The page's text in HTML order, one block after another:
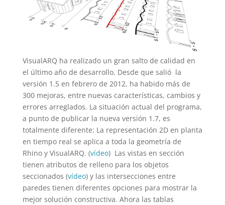
VisualARQ ha realizado un gran salto de calidad en
el último año de desarrollo. Desde que salió la
versión 1.5 en febrero de 2012, ha habido más de
300 mejoras, entre nuevas características, cambios y
errores arreglados. La situación actual del programa,
a punto de publicar la nueva versión 1.7, es
totalmente diferente: La representación 2D en planta
en tiempo real se aplica a toda la geometría de
Rhino y VisualARQ. (vídeo) Las vistas en sección
tienen atributos de relleno para los objetos
seccionados (vídeo) y las intersecciones entre
paredes tienen diferentes opciones para mostrar la
mejor solución constructiva. Ahora las tablas